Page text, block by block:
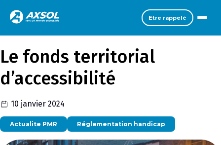
Etre rappelé
Le fonds territorial
d’accessibilité
10 janvier 2024
Actualite PMR Réglementation handicap